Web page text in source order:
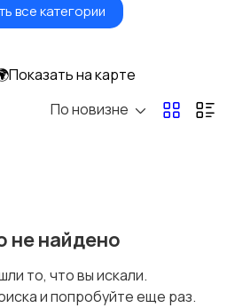
Автобусы и грузовики
Спецтехника
все категории
на карте
По новизне
не найдено
то, что вы искали.
и попробуйте еще раз.